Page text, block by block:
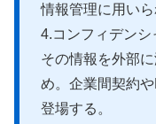
情報管理に用いら
4.コンフィデンシ
その情報を外部
め。企業間契約
登場する。